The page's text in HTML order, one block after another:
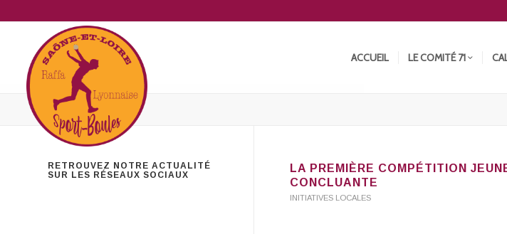
ACCUEIL LE COMITÉ 71
LA PREMIÈRE COMPÉTITION
CONCLUANTE
INITIATIVES LOCALES
RETROUVEZ NOTRE ACTUALITÉ
SUR LES RÉSEAUX SOCIAUX